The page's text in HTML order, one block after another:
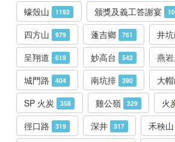
蠔殼山 1192 颁獎及義工答謝宴
四方山 979 蓬吉鄉 761 井
呈翔道 619 妙高台 542 燕
城門路 404 南坑排 390 大
SP 火炭 358 雞公嶺 329 火
徑口路 319 深井 317 禾秧山